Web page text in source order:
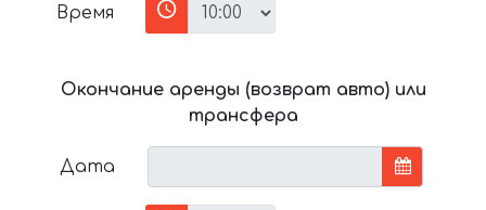
Время
Окончание аренды (возврат авто) или
трансфера
Дата